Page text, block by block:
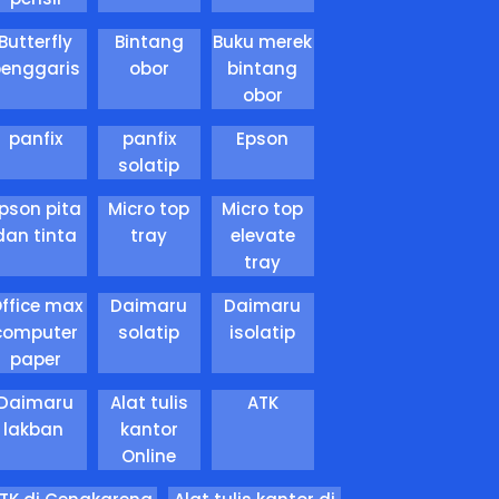
Bintang
obor
Buku merek
bintang
obor
panfix
panfix
solatip
Epson
pita
tinta
Micro top
tray
Micro top
elevate
tray
max
paper
Daimaru
solatip
Daimaru
isolatip
lakban
Alat tulis
kantor
Online
ATK